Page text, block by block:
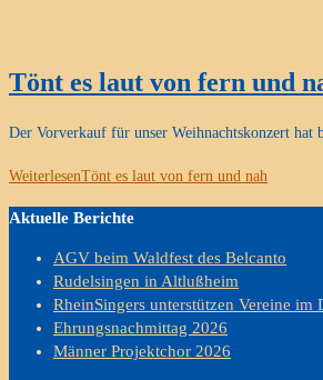
Tönt es laut von fern und
Der Vorverkauf für unser Weihnachtskonzert hat
WeiterlesenTönt es laut von fern und nah
Aktuelle Berichte
AGV beim Waldfest des Belcanto
Rudelsingen in Altlußheim
RheinSingers unterstützen Vereine im
Ehrungsnachmittag 2026
Männer Projektchor 2026